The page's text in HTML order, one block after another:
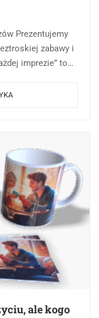
Prezentujemy
zabawy i
imprezie” to
ale kogo